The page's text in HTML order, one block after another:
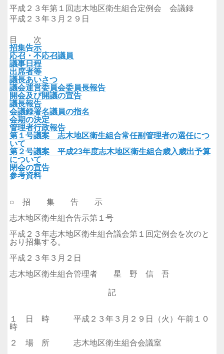
平成２３年第１回志木地区衛生組合定例会 会議録
平成２３年３月２９日
目 次
招集告示
応召・不応召議員
議事日程
出席者等
議長あいさつ
議会運営委員会委員長報告
開会及び開議の宣告
議長報告
会議録署名議員の指名
会期の決定
管理者行政報告
第１号議案 志木地区衛生組合常任副管理者の選任につ
いて
第２号議案 平成23年度志木地区衛生組合歳入歳出予算
について
閉会の宣告
参考資料
○ 招 集 告 示
志木地区衛生組合告示第１号
平成２３年志木地区衛生組合議会第１回定例会を次のと
おり招集する。
平成２３年３月２日
志木地区衛生組合管理者 星 野 信 吾
記
１ 日 時 平成２３年３月２９日（火）午前１０
時
２ 場 所 志木地区衛生組合会議室